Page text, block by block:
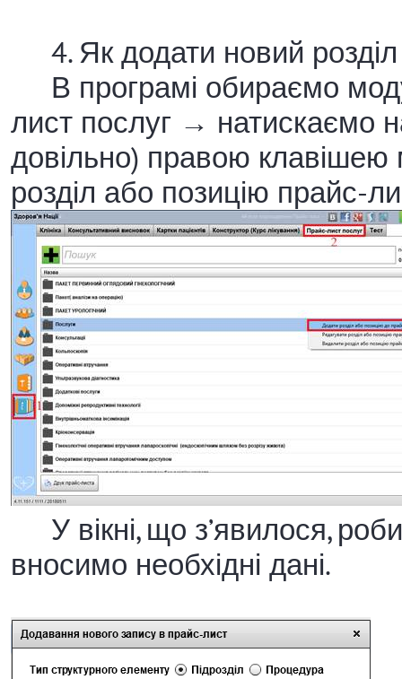
4. Як додати новий
В програмі обираємо
лист послуг → натискаємо
довільно) правою
розділ або позицію прайс-
У вікні, що з’явилося,
вносимо необхідні дані.